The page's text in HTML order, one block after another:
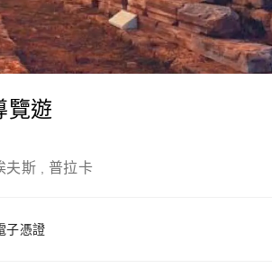
覽遊
夫斯 普拉卡
子憑證